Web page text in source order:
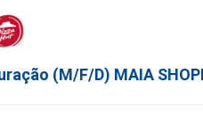
(m/f/d) MAIA